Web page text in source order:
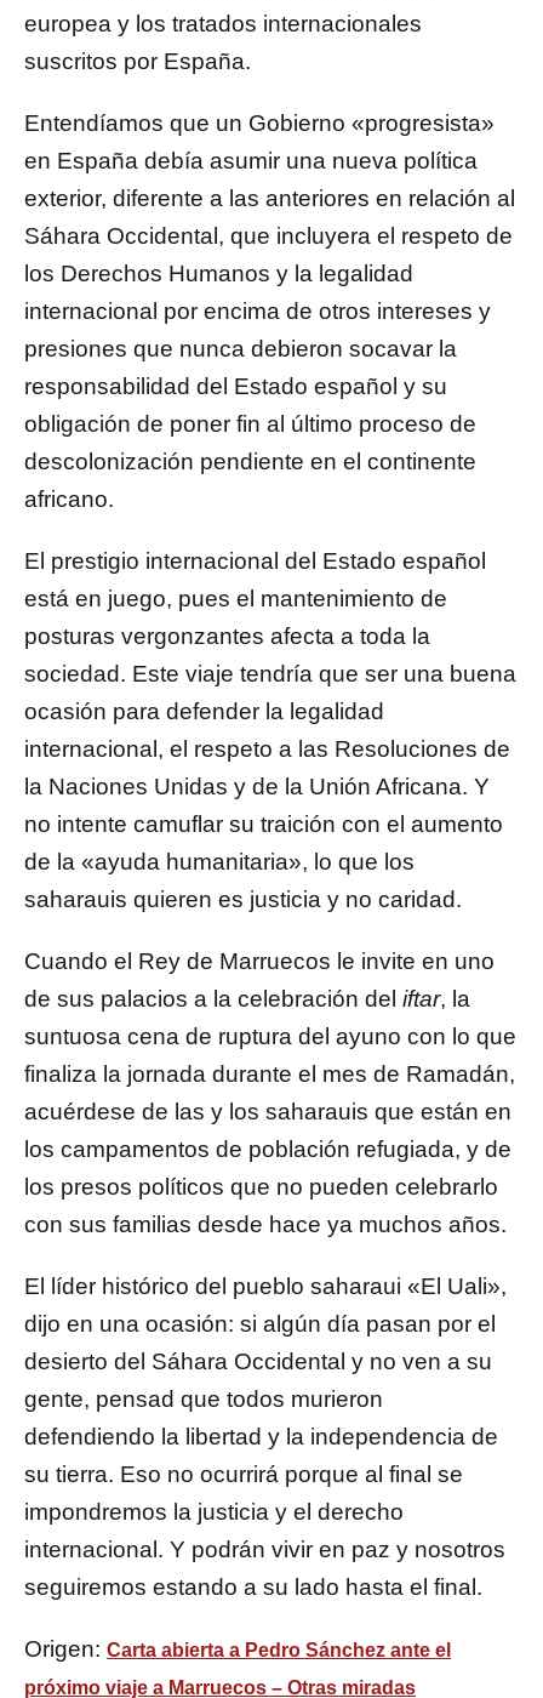
europea y los tratados internacionales
suscritos por España.
Entendíamos que un Gobierno «progresista»
en España debía asumir una nueva política
exterior, diferente a las anteriores en relación al
Sáhara Occidental, que incluyera el respeto de
los Derechos Humanos y la legalidad
internacional por encima de otros intereses y
presiones que nunca debieron socavar la
responsabilidad del Estado español y su
obligación de poner fin al último proceso de
descolonización pendiente en el continente
africano.
El prestigio internacional del Estado español
está en juego, pues el mantenimiento de
posturas vergonzantes afecta a toda la
sociedad. Este viaje tendría que ser una buena
ocasión para defender la legalidad
internacional, el respeto a las Resoluciones de
la Naciones Unidas y de la Unión Africana. Y
no intente camuflar su traición con el aumento
de la «ayuda humanitaria», lo que los
saharauis quieren es justicia y no caridad.
Cuando el Rey de Marruecos le invite en uno
de sus palacios a la celebración del iftar, la
suntuosa cena de ruptura del ayuno con lo que
finaliza la jornada durante el mes de Ramadán,
acuérdese de las y los saharauis que están en
los campamentos de población refugiada, y de
los presos políticos que no pueden celebrarlo
con sus familias desde hace ya muchos años.
El líder histórico del pueblo saharaui «El Uali»,
dijo en una ocasión: si algún día pasan por el
desierto del Sáhara Occidental y no ven a su
gente, pensad que todos murieron
defendiendo la libertad y la independencia de
su tierra. Eso no ocurrirá porque al final se
impondremos la justicia y el derecho
internacional. Y podrán vivir en paz y nosotros
seguiremos estando a su lado hasta el final.
Origen: Carta abierta a Pedro Sánchez ante el
próximo viaje a Marruecos – Otras miradas